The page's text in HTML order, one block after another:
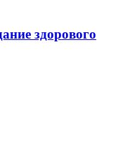
здорового